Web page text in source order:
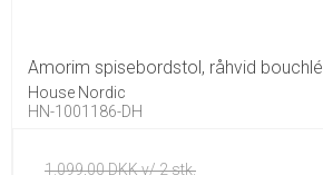
Amorim spisebordstol, råhvid bouchlé
House Nordic
HN-1001186-DH
1.099,00 DKK v/ 2 stk.